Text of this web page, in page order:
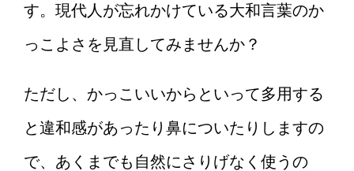
す。現代人が忘れかけている大和言葉のか
っこよさを見直してみませんか？
ただし、かっこいいからといって多用する
と違和感があったり鼻についたりしますの
で、あくまでも自然にさりげなく使うの